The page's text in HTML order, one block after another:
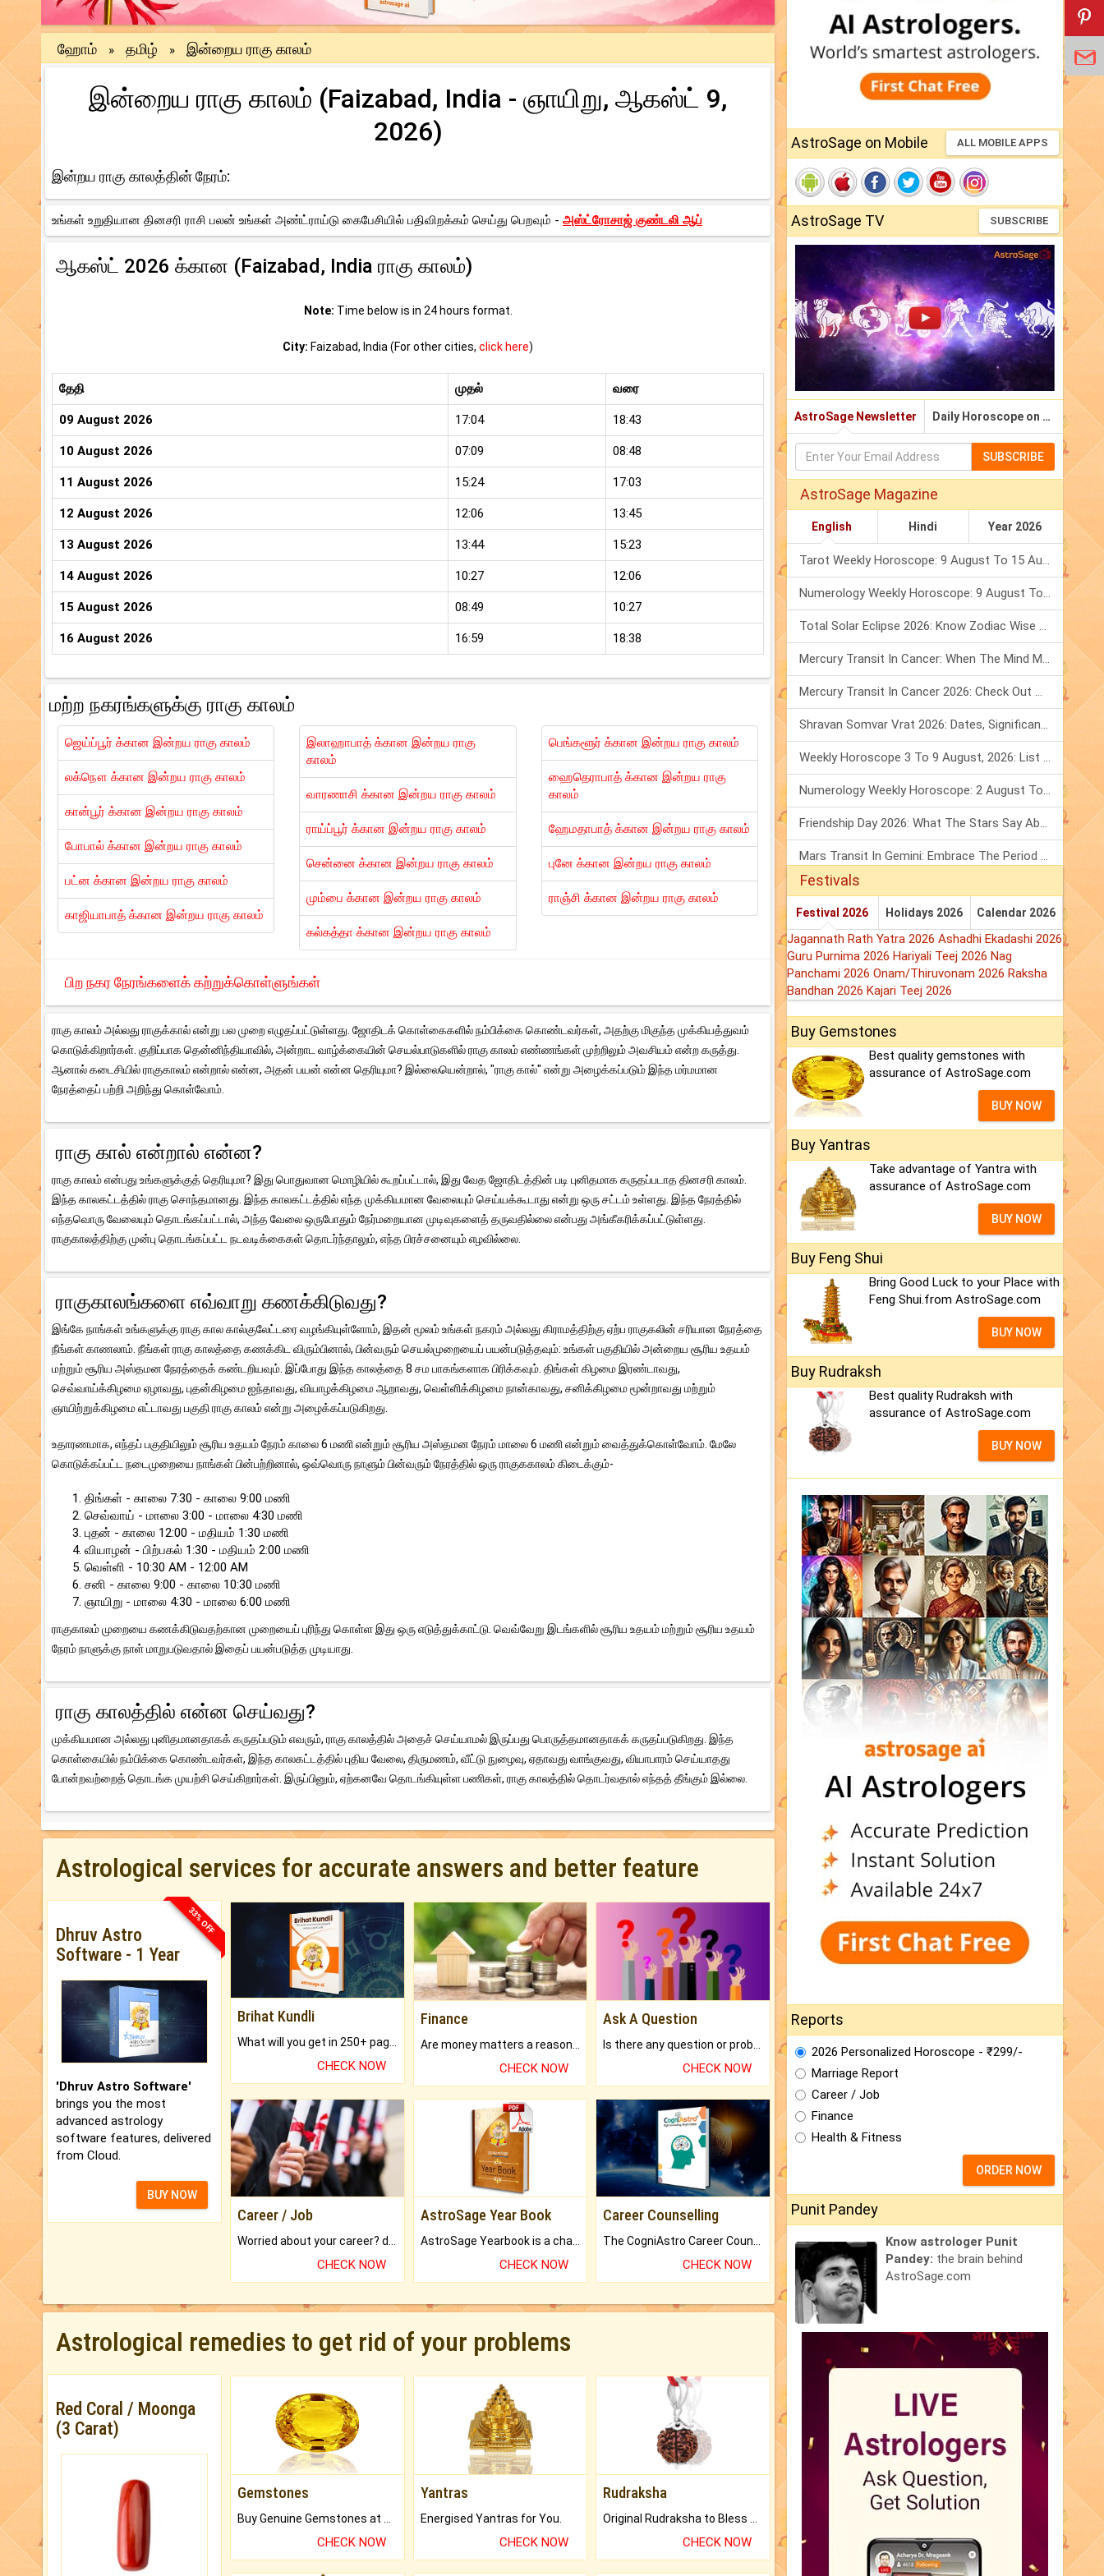
ஹோம் » தமிழ் » இன்றைய ராகு காலம்
இன்றைய ராகு காலம் (Faizabad, India - ஞாயிறு, ஆகஸ்ட் 9,
2026)
இன்றய ராகு காலத்தின் நேரம்:
உங்கள் உறுதியான தினசரி ராசி பலன் உங்கள் அண்ட்ராய்டு கைபேசியில் பதிவிறக்கம் செய்து பெறவும் - அஸ்ட்ரோசாஜ் குண்டலி ஆப்
ஆகஸ்ட் 2026 க்கான (Faizabad, India ராகு காலம்)
Note: Time below is in 24 hours format.
City: Faizabad, India (For other cities, click here)
தேதி முதல் வரை
09 August 2026 17:04 18:43
10 August 2026 07:09 08:48
11 August 2026 15:24 17:03
12 August 2026 12:06 13:45
13 August 2026 13:44 15:23
14 August 2026 10:27 12:06
15 August 2026 08:49 10:27
16 August 2026 16:59 18:38
மற்ற நகரங்களுக்கு ராகு காலம்
ஜெய்ப்பூர் க்கான இன்றய ராகு காலம்
லக்நௌ க்கான இன்றய ராகு காலம்
கான்பூர் க்கான இன்றய ராகு காலம்
போபால் க்கான இன்றய ராகு காலம்
பட்ன க்கான இன்றய ராகு காலம்
காஜியாபாத் க்கான இன்றய ராகு காலம்
இலாஹாபாத் க்கான இன்றய ராகு
காலம்
வாரணாசி க்கான இன்றய ராகு காலம்
ராய்ப்பூர் க்கான இன்றய ராகு காலம்
சென்னை க்கான இன்றய ராகு காலம்
மும்பை க்கான இன்றய ராகு காலம்
கல்கத்தா க்கான இன்றய ராகு காலம்
பெங்களூர் க்கான இன்றய ராகு காலம்
ஹைதெராபாத் க்கான இன்றய ராகு
காலம்
ஹேமதாபாத் க்கான இன்றய ராகு காலம்
புனே க்கான இன்றய ராகு காலம்
ராஞ்சி க்கான இன்றய ராகு காலம்
பிற நகர நேரங்களைக் கற்றுக்கொள்ளுங்கள்
ராகு காலம் அல்லது ராகுக்கால் என்று பல முறை எழுதப்பட்டுள்ளது. ஜோதிடக் கொள்கைகளில் நம்பிக்கை கொண்டவர்கள், அதற்கு மிகுந்த முக்கியத்துவம்
கொடுக்கிறார்கள். குறிப்பாக தென்னிந்தியாவில், அன்றாட வாழ்க்கையின் செயல்பாடுகளில் ராகு காலம் எண்ணங்கள் முற்றிலும் அவசியம் என்ற கருத்து.
ஆனால் கடைசியில் ராகுகாலம் என்றால் என்ன, அதன் பயன் என்ன தெரியுமா? இல்லையென்றால், "ராகு கால்" என்று அழைக்கப்படும் இந்த மர்மமான
நேரத்தைப் பற்றி அறிந்து கொள்வோம்.
ராகு கால் என்றால் என்ன?
ராகு காலம் என்பது உங்களுக்குத் தெரியுமா? இது பொதுவான மொழியில் கூறப்பட்டால், இது வேத ஜோதிடத்தின் படி புனிதமாக கருதப்படாத தினசரி காலம்.
இந்த காலகட்டத்தில் ராகு சொந்தமானது. இந்த காலகட்டத்தில் எந்த முக்கியமான வேலையும் செய்யக்கூடாது என்று ஒரு சட்டம் உள்ளது. இந்த நேரத்தில்
எந்தவொரு வேலையும் தொடங்கப்பட்டால், அந்த வேலை ஒருபோதும் நேர்மறையான முடிவுகளைத் தருவதில்லை என்பது அங்கீகரிக்கப்பட்டுள்ளது.
ராகுகாலத்திற்கு முன்பு தொடங்கப்பட்ட நடவடிக்கைகள் தொடர்ந்தாலும், எந்த பிரச்சனையும் எழவில்லை.
ராகுகாலங்களை எவ்வாறு கணக்கிடுவது?
இங்கே நாங்கள் உங்களுக்கு ராகு கால கால்குலேட்டரை வழங்கியுள்ளோம், இதன் மூலம் உங்கள் நகரம் அல்லது கிராமத்திற்கு ஏற்ப ராகுகலின் சரியான நேரத்தை
நீங்கள் காணலாம். நீங்கள் ராகு காலத்தை கணக்கிட விரும்பினால், பின்வரும் செயல்முறையைப் பயன்படுத்தவும்: உங்கள் பகுதியில் அன்றைய சூரிய உதயம்
மற்றும் சூரிய அஸ்தமன நேரத்தைக் கண்டறியவும். இப்போது இந்த காலத்தை 8 சம பாகங்களாக பிரிக்கவும். திங்கள் கிழமை இரண்டாவது,
செவ்வாய்க்கிழமை ஏழாவது, புதன்கிழமை ஐந்தாவது, வியாழக்கிழமை ஆறாவது, வெள்ளிக்கிழமை நான்காவது, சனிக்கிழமை மூன்றாவது மற்றும்
ஞாயிற்றுக்கிழமை எட்டாவது பகுதி ராகு காலம் என்று அழைக்கப்படுகிறது.
உதாரணமாக, எந்தப் பகுதியிலும் சூரிய உதயம் நேரம் காலை 6 மணி என்றும் சூரிய அஸ்தமன நேரம் மாலை 6 மணி என்றும் வைத்துக்கொள்வோம். மேலே
கொடுக்கப்பட்ட நடைமுறையை நாங்கள் பின்பற்றினால், ஒவ்வொரு நாளும் பின்வரும் நேரத்தில் ஒரு ராகுககாலம் கிடைக்கும்-
திங்கள் - காலை 7:30 - காலை 9:00 மணி
செவ்வாய் - மாலை 3:00 - மாலை 4:30 மணி
புதன் - காலை 12:00 - மதியம் 1:30 மணி
வியாழன் - பிற்பகல் 1:30 - மதியம் 2:00 மணி
வெள்ளி - 10:30 AM - 12:00 AM
சனி - காலை 9:00 - காலை 10:30 மணி
ஞாயிறு - மாலை 4:30 - மாலை 6:00 மணி
ராகுகாலம் முறையை கணக்கிடுவதற்கான முறையைப் புரிந்து கொள்ள இது ஒரு எடுத்துக்காட்டு. வெவ்வேறு இடங்களில் சூரிய உதயம் மற்றும் சூரிய உதயம்
நேரம் நாளுக்கு நாள் மாறுபடுவதால் இதைப் பயன்படுத்த முடியாது.
ராகு காலத்தில் என்ன செய்வது?
முக்கியமான அல்லது புனிதமானதாகக் கருதப்படும் எவரும், ராகு காலத்தில் அதைச் செய்யாமல் இருப்பது பொருத்தமானதாகக் கருதப்படுகிறது. இந்த
கொள்கையில் நம்பிக்கை கொண்டவர்கள், இந்த காலகட்டத்தில் புதிய வேலை, திருமணம், வீட்டு நுழைவு, ஏதாவது வாங்குவது, வியாபாரம் செய்யாதது
போன்றவற்றைத் தொடங்க முயற்சி செய்கிறார்கள். இருப்பினும், ஏற்கனவே தொடங்கியுள்ள பணிகள், ராகு காலத்தில் தொடர்வதால் எந்தத் தீங்கும் இல்லை.
Astrological services for accurate answers and better feature
33% OFF
Dhruv Astro
Software - 1 Year
'Dhruv Astro Software'
brings you the most
advanced astrology
software features, delivered
from Cloud.
BUY NOW
Brihat Kundli
CHECK NOW
Finance
CHECK NOW
Ask A Question
CHECK NOW
Career / Job
CHECK NOW
AstroSage Year Book
CHECK NOW
Career Counselling
CHECK NOW
Astrological remedies to get rid of your problems
Red Coral / Moonga
(3 Carat)
Gemstones
CHECK NOW
Yantras
Energised Yantras for You.
CHECK NOW
Rudraksha
CHECK NOW
AstroSage on Mobile ALL MOBILE APPS
AstroSage TV SUBSCRIBE
AstroSage Newsletter Daily Horoscope on Email
SUBSCRIBE
AstroSage Magazine
English Hindi Year 2026
Tarot Weekly Horoscope: 9 August To 15 August, 2026
Numerology Weekly Horoscope: 9 August To 15 August, 2026
Total Solar Eclipse 2026: Know Zodiac Wise Prediction
Mercury Transit In Cancer: When The Mind Meets The Heart!
Mercury Transit In Cancer 2026: Check Out What It Brings For You
Shravan Somvar Vrat 2026: Dates, Significance & Rituals In August
Weekly Horoscope 3 To 9 August, 2026: List Of Fasts & Festivals
Numerology Weekly Horoscope: 2 August To 8 August, 2026
Friendship Day 2026: What The Stars Say About Your Best Friend!
Mars Transit In Gemini: Embrace The Period Full Of Energy & Intelligence
Festivals
Festival 2026 Holidays 2026 Calendar 2026
Jagannath Rath Yatra 2026 Ashadhi Ekadashi 2026
Guru Purnima 2026 Hariyali Teej 2026 Nag
Panchami 2026 Onam/Thiruvonam 2026 Raksha
Bandhan 2026 Kajari Teej 2026
Buy Gemstones
Best quality gemstones with
assurance of AstroSage.com
BUY NOW
Buy Yantras
Take advantage of Yantra with
assurance of AstroSage.com
BUY NOW
Buy Feng Shui
Bring Good Luck to your Place with
Feng Shui.from AstroSage.com
BUY NOW
Buy Rudraksh
Best quality Rudraksh with
assurance of AstroSage.com
BUY NOW
Reports
2026 Personalized Horoscope - ₹299/-
Marriage Report
Career / Job
Finance
Health & Fitness
ORDER NOW
Punit Pandey
Know astrologer Punit
Pandey: the brain behind
AstroSage.com